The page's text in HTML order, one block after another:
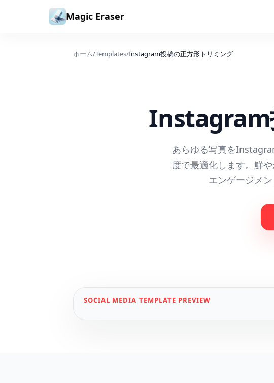
コンテンツへスキップ
Magic Eraser
ホーム/Templates/Instagram投稿の正方形トリミング
Instagram
あらゆる写真を
度で最適化します。鮮
エンゲージメ
SOCIAL MEDIA TEMPLATE PREVIEW